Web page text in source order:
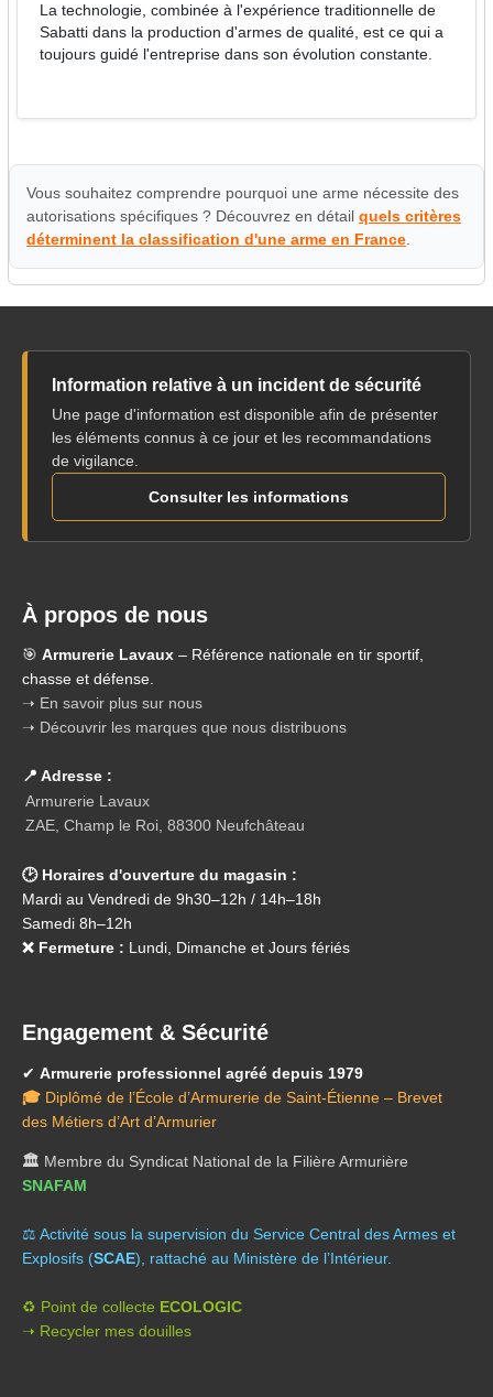
La technologie, combinée à l'expérience traditionnelle de
Sabatti dans la production d'armes de qualité, est ce qui a
toujours guidé l'entreprise dans son évolution constante.
Vous souhaitez comprendre pourquoi une arme nécessite des
autorisations spécifiques ? Découvrez en détailquels critères
déterminent la classification d'une arme en France.
Information relative à un incident de sécurité
Une page d'information est disponible afin de présenter
les éléments connus à ce jour et les recommandations
de vigilance.
Consulter les informations
À propos de nous
🎯 Armurerie Lavaux – Référence nationale en tir sportif,
chasse et défense.
➝ En savoir plus sur nous
➝ Découvrir les marques que nous distribuons
📍 Adresse :
Armurerie Lavaux
ZAE, Champ le Roi, 88300 Neufchâteau
🕑 Horaires d'ouverture du magasin :
Mardi au Vendredi de 9h30–12h / 14h–18h
Samedi 8h–12h
❌ Fermeture : Lundi, Dimanche et Jours fériés
Engagement & Sécurité
✔ Armurerie professionnel agréé depuis 1979
🎓 Diplômé de l’École d’Armurerie de Saint-Étienne – Brevet
des Métiers d’Art d’Armurier
🏛️ Membre du Syndicat National de la Filière Armurière
SNAFAM
⚖️ Activité sous la supervision du Service Central des Armes et
Explosifs (SCAE), rattaché au Ministère de l’Intérieur.
♻️ Point de collecte ECOLOGIC
➝ Recycler mes douilles